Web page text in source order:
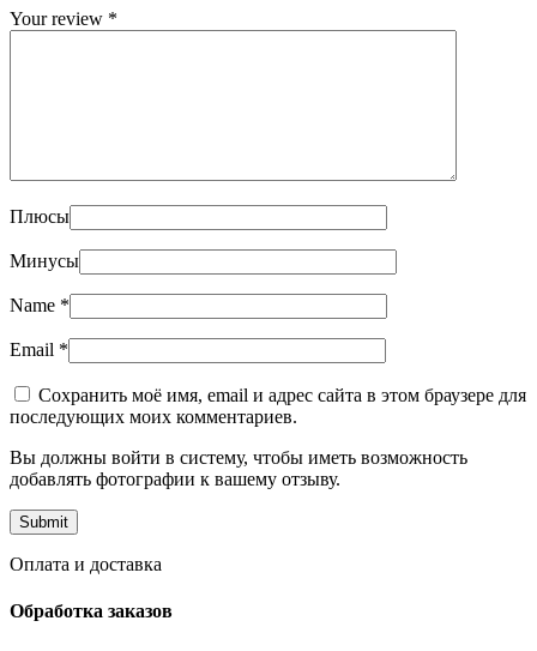
Your review *
Плюсы
Минусы
Name *
Email *
Сохранить моё имя, email и адрес сайта в этом браузере для
последующих моих комментариев.
Вы должны войти в систему, чтобы иметь возможность
добавлять фотографии к вашему отзыву.
Оплата и доставка
Обработка заказов